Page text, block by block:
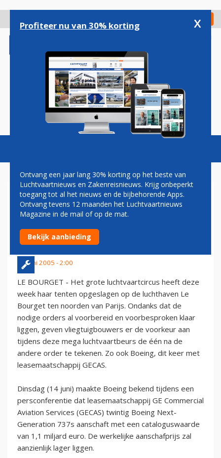
gaan
Check in
Magazine Podcasts Vacatures
GENERAL ELECTRIC BESTELT
TWINTIG BOEING NEXT-
GENERATION 737S
14 juni 2005 - 2:00
LE BOURGET - Het grote luchtvaartcircus heeft deze
week haar tenten opgeslagen op de luchthaven Le
Bourget ten noorden van Parijs. Ondanks dat de
nodige orders al voorbereid en voorbesproken klaar
liggen, geven vliegtuigbouwers er de voorkeur aan
tijdens deze mega luchtvaartbeurs de één na de
andere order te tekenen. Zo ook Boeing, dit keer met
leasemaatschappij GECAS.
Dinsdag (14 juni) maakte Boeing bekend tijdens een
persconferentie dat leasemaatschappij GE Commercial
Aviation Services (GECAS) twintig Boeing Next-
Generation 737s aanschaft met een cataloguswaarde
van 1,1 miljard euro. De werkelijke aanschafprijs zal
aanzienlijk lager liggen.
Profiteer nu van 30% korting x
Ontvang een jaar lang 30% korting op het beste van
Luchtvaartnieuws en Zakenreisnieuws. Krijg onbeperkt
toegang tot al het nieuws en de bijbehorende Apps.
Ontvang tevens 12 maanden het Luchtvaartnieuws
Magazine in de mail of op de mat.
Bekijk aanbieding